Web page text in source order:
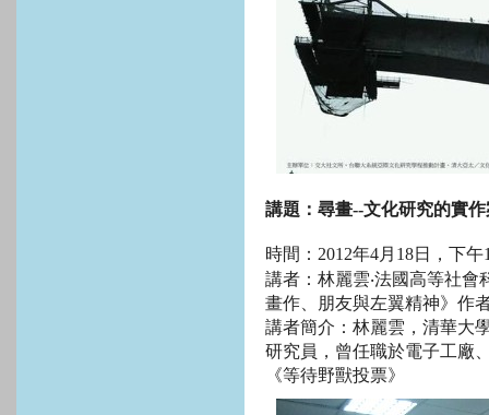
講題：尋畫--文化研究的實
時間： 2012年4月 18日，下午
講者：林麗雲‧法國高等社會
畫作、朋友與左翼精神》作
講者簡介：林麗雲，清華大
研究員，曾任職於電子工廠
《等待野獸投票》